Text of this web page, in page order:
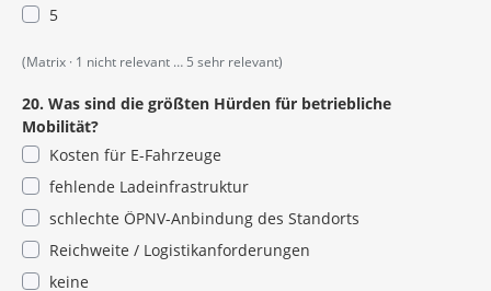
5
(Matrix · 1 nicht relevant … 5 sehr relevant)
20. Was sind die größten Hürden für betriebliche
Mobilität?
Kosten für E-Fahrzeuge
fehlende Ladeinfrastruktur
schlechte ÖPNV-Anbindung des Standorts
Reichweite / Logistikanforderungen
keine